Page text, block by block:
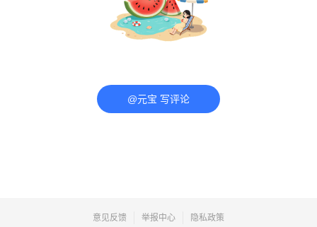
@元宝 写评论
意见反馈 举报中心 隐私政策